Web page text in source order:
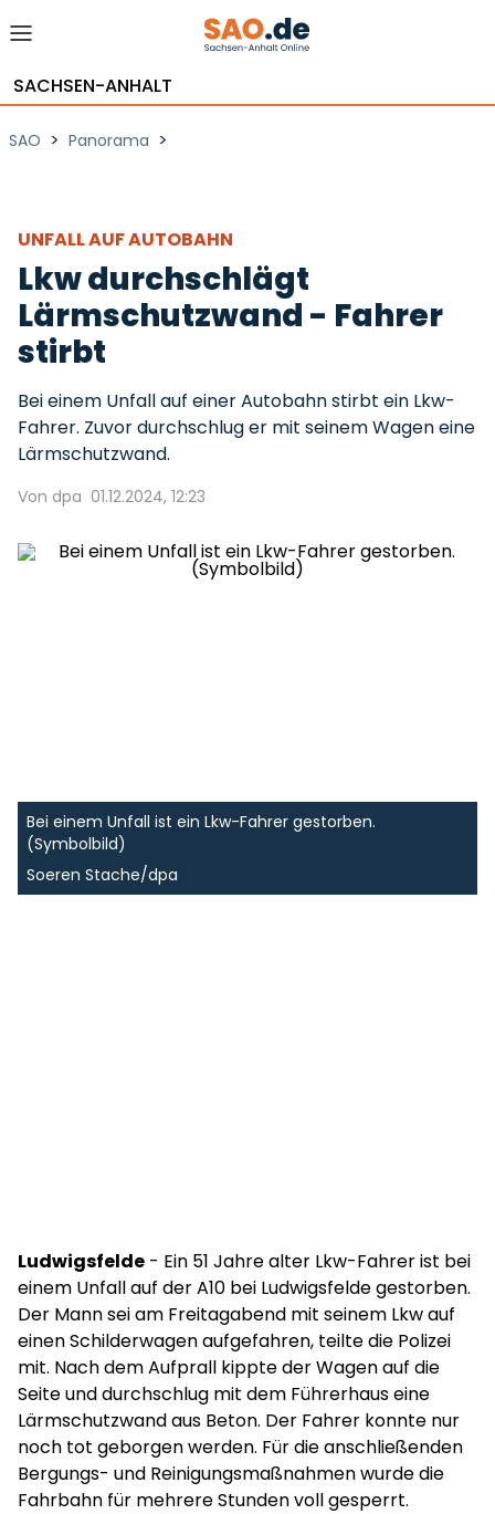
SACHSEN-ANHALT
SAO > Panorama >
UNFALL AUF AUTOBAHN
Lkw durchschlägt
Lärmschutzwand - Fahrer
stirbt
Bei einem Unfall auf einer Autobahn stirbt ein Lkw-
Fahrer. Zuvor durchschlug er mit seinem Wagen eine
Lärmschutzwand.
Von dpa 01.12.2024, 12:23
Bei einem Unfall ist ein Lkw-Fahrer gestorben.
(Symbolbild)
Soeren Stache/dpa
Ludwigsfelde - Ein 51 Jahre alter Lkw-Fahrer ist bei
einem Unfall auf der A10 bei Ludwigsfelde gestorben.
Der Mann sei am Freitagabend mit seinem Lkw auf
einen Schilderwagen aufgefahren, teilte die Polizei
mit. Nach dem Aufprall kippte der Wagen auf die
Seite und durchschlug mit dem Führerhaus eine
Lärmschutzwand aus Beton. Der Fahrer konnte nur
noch tot geborgen werden. Für die anschließenden
Bergungs- und Reinigungsmaßnahmen wurde die
Fahrbahn für mehrere Stunden voll gesperrt.